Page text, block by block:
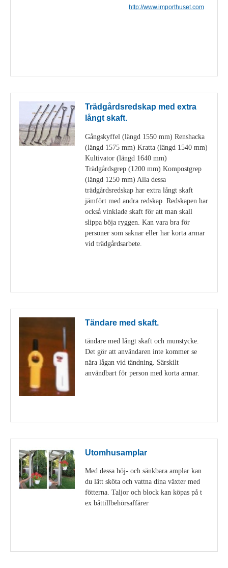
http://www.importhuset.com
Trädgårdsredskap med extra
långt skaft.
Gångskyffel (längd 1550 mm) Renshacka
(längd 1575 mm) Kratta (längd 1540 mm)
Kultivator (längd 1640 mm)
Trädgårdsgrep (1200 mm) Kompostgrep
(längd 1250 mm) Alla dessa
trädgårdsredskap har extra långt skaft
jämfört med andra redskap. Redskapen har
också vinklade skaft för att man skall
slippa böja ryggen. Kan vara bra för
personer som saknar eller har korta armar
vid trädgårdsarbete.
Tändare med skaft.
tändare med långt skaft och munstycke.
Det gör att användaren inte kommer se
nära lågan vid tändning. Särskilt
användbart för person med korta armar.
Utomhusamplar
Med dessa höj- och sänkbara amplar kan
du lätt sköta och vattna dina växter med
fötterna. Taljor och block kan köpas på t
ex båttillbehörsaffärer